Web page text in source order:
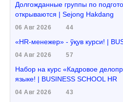
Долгожданные группы по
открываются | Sejong Hakdang
06 Авг 2026 44
«HR-менежер» - ўқув курси! |
04 Авг 2026 57
Набор на курс «Кадровое
языке! | BUSINESS SCHOOL HR
04 Авг 2026 43